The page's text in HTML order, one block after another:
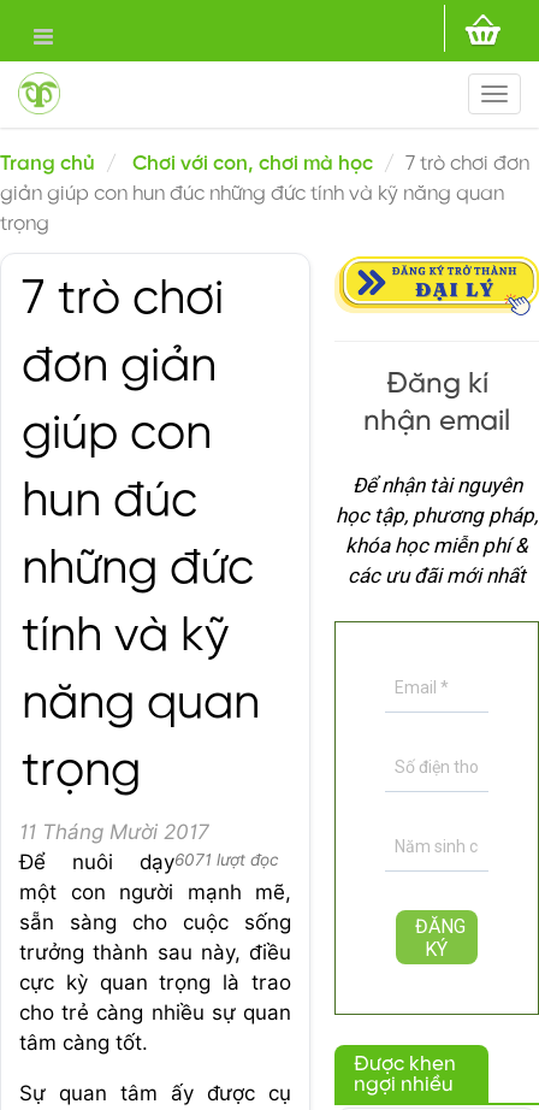
Trang chủ Chơi với con, chơi mà học
7 trò chơi đơn
giản giúp con hun đúc những đức tính và kỹ năng quan
trọng
7 trò chơi
đơn giản
giúp con
hun đúc
những đức
tính và kỹ
năng quan
trọng
11 Tháng Mười 2017
6071 lượt đọc
Để nuôi dạy
một con người mạnh mẽ,
sẵn sàng cho cuộc sống
trưởng thành sau này, điều
cực kỳ quan trọng là trao
cho trẻ càng nhiều sự quan
tâm càng tốt.
Sự quan tâm ấy được cụ
Đăng kí
nhận email
Để nhận tài nguyên
học tập, phương pháp,
khóa học miễn phí &
các ưu đãi mới nhất
Được khen
ngợi nhiều